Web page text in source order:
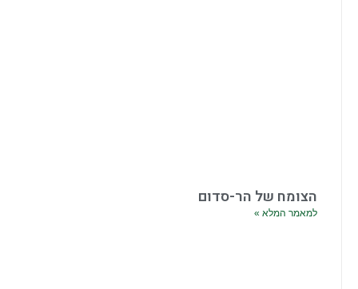
הצומח של הר-סדום
למאמר המלא »